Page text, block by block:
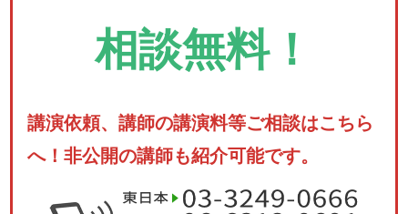
相談無料！
講演依頼、講師の講演料等ご相談はこちら
へ！非公開の講師も紹介可能です。